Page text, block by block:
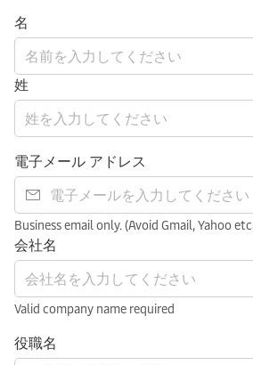
名
姓
電子メール アドレス
Business email only. (Avoid Gmail, Yahoo
会社名
Valid company name required
役職名